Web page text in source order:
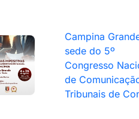
Campina
sede do 5º
Congresso
de
Tribunais de